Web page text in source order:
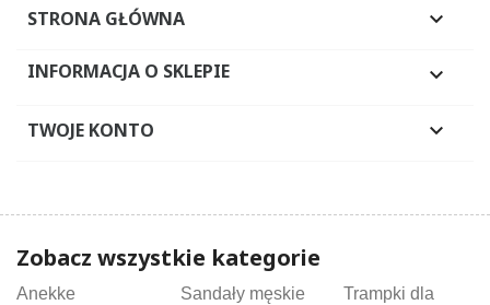
STRONA GŁÓWNA 
INFORMACJA O SKLEPIE 
TWOJE KONTO 
Zobacz wszystkie kategorie
Anekke Sandały męskie
Trampki dla